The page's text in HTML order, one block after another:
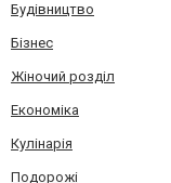
Будівництво
Бізнес
Жіночий розділ
Економіка
Кулінарія
Подорожі